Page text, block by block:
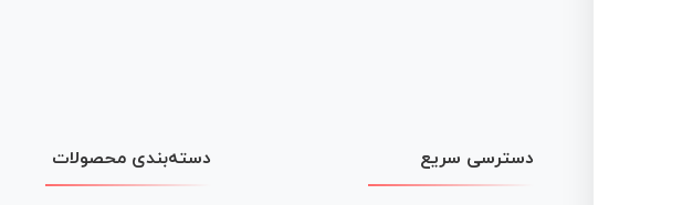
دسترسی سریع دسته‌بندی محصولات